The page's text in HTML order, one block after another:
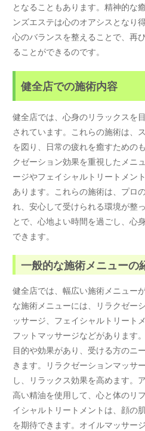
となることもあります。精神的な
ンズエステは心のオアシスとなり
心のバランスを整えることで、再
ることができるのです。
健全店での施術内容
健全店では、心身のリラックスを
されています。これらの施術は、
を図り、日常の疲れを癒すための
クゼーション効果を重視したメニ
ージやフェイシャルトリートメン
あります。これらの施術は、プロ
れ、安心して受けられる環境が整
とで、心地よい時間を過ごし、心
できます。
一般的な施術メニューの
健全店では、幅広い施術メニュー
な施術メニューには、リラクゼー
ッサージ、フェイシャルトリート
フットマッサージなどがあります
目的や効果があり、受ける方のニ
きます。リラクゼーションマッサ
し、リラックス効果を高めます。
高い精油を使用して、心と体のリ
イシャルトリートメントは、顔の
を期待できます。オイルマッサー